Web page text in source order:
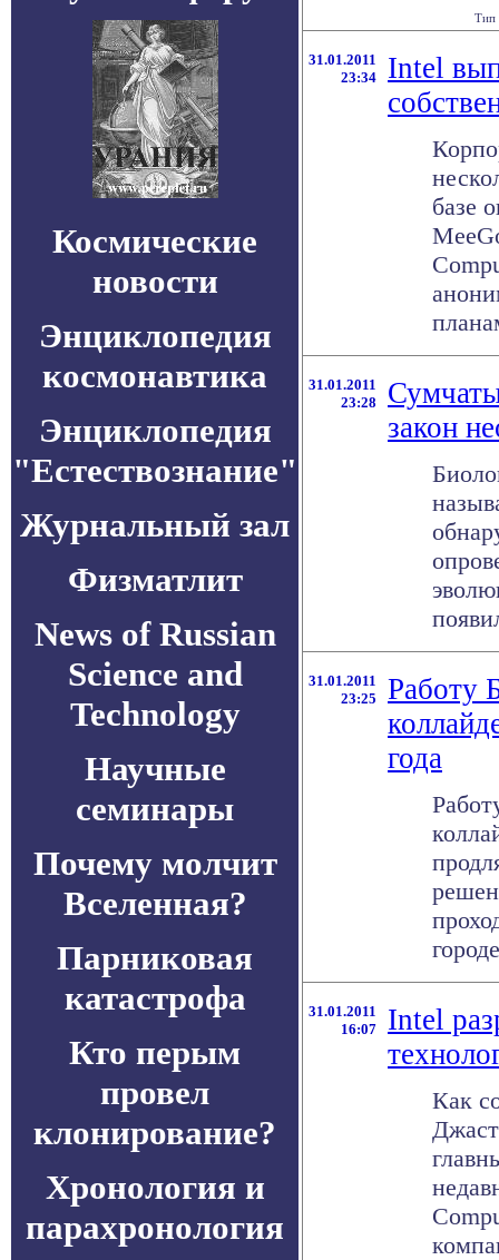
Космические
новости
Энциклопедия
космонавтика
Энциклопедия
"Естествознание"
Журнальный зал
Физматлит
News of Russian
Science and
Technology
Научные
семинары
Почему молчит
Вселенная?
Парниковая
катастрофа
Кто перым
провел
клонирование?
Хронология и
парахронология
Тип
31.01.2011
23:34
Intel
базе
31.01.2011
23:28
закон
31.01.2011
23:25
Работу
года
31.01.2011
16:07
Intel
Как